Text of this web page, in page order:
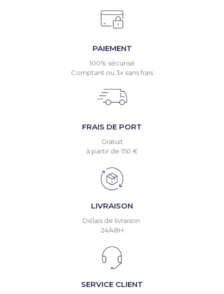
PAIEMENT
100% sécurisé
Comptant ou 3x sans frais
FRAIS DE PORT
Gratuit
à partir de 150 €
LIVRAISON
Délais de livraison
24/48H
SERVICE CLIENT